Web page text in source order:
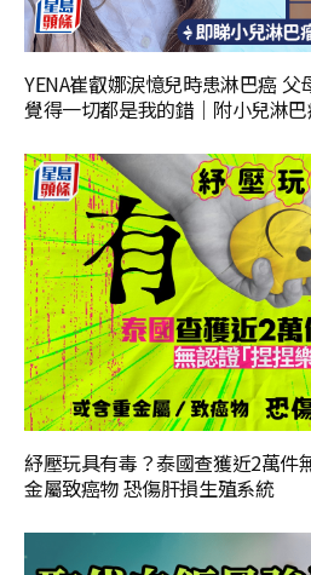
YENA崔叡娜淚憶兒時患淋巴癌 父
覺得一切都是我的錯｜附小兒淋
紓壓玩具有毒？泰國查獲近2萬件
金屬致癌物 恐傷肝損生殖系統